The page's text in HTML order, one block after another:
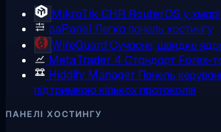
MikroTik CHR RouterOS у хмарі
aaPanelЛегка панель хостингу
WireGuard Сучасне, швидке
MetaTrader 4 Стандарт Forex-
Hiddify Manager Панель
підтримкою кількох протоколів
ПАНЕЛІ ХОСТИНГУ